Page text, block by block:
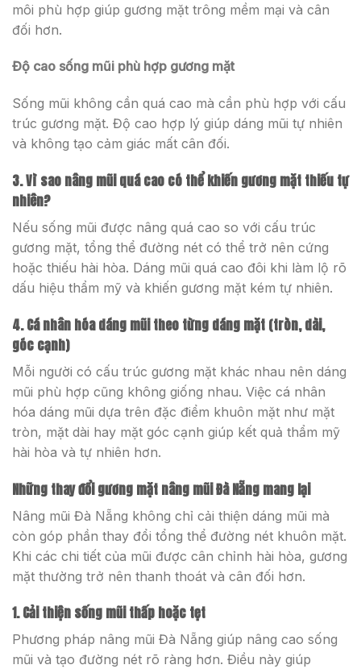
môi phù hợp giúp gương mặt trông mềm mại và cân
đối hơn.
Độ cao sống mũi phù hợp gương mặt
Sống mũi không cần quá cao mà cần phù hợp với cấu
trúc gương mặt. Độ cao hợp lý giúp dáng mũi tự nhiên
và không tạo cảm giác mất cân đối.
3. Vì sao nâng mũi quá cao có thể khiến gương mặt thiếu tự
nhiên?
Nếu sống mũi được nâng quá cao so với cấu trúc
gương mặt, tổng thể đường nét có thể trở nên cứng
hoặc thiếu hài hòa. Dáng mũi quá cao đôi khi làm lộ rõ
dấu hiệu thẩm mỹ và khiến gương mặt kém tự nhiên.
4. Cá nhân hóa dáng mũi theo từng dáng mặt (tròn, dài,
góc cạnh)
Mỗi người có cấu trúc gương mặt khác nhau nên dáng
mũi phù hợp cũng không giống nhau. Việc cá nhân
hóa dáng mũi dựa trên đặc điểm khuôn mặt như mặt
tròn, mặt dài hay mặt góc cạnh giúp kết quả thẩm mỹ
hài hòa và tự nhiên hơn.
Những thay đổi gương mặt nâng mũi Đà Nẵng mang lại
Nâng mũi Đà Nẵng không chỉ cải thiện dáng mũi mà
còn góp phần thay đổi tổng thể đường nét khuôn mặt.
Khi các chi tiết của mũi được cân chỉnh hài hòa, gương
mặt thường trở nên thanh thoát và cân đối hơn.
1. Cải thiện sống mũi thấp hoặc tẹt
Phương pháp nâng mũi Đà Nẵng giúp nâng cao sống
mũi và tạo đường nét rõ ràng hơn. Điều này giúp